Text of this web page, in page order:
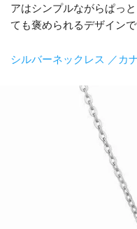
アはシンプルながらぱっ
ても褒められるデザインで
シルバーネックレス ／カ